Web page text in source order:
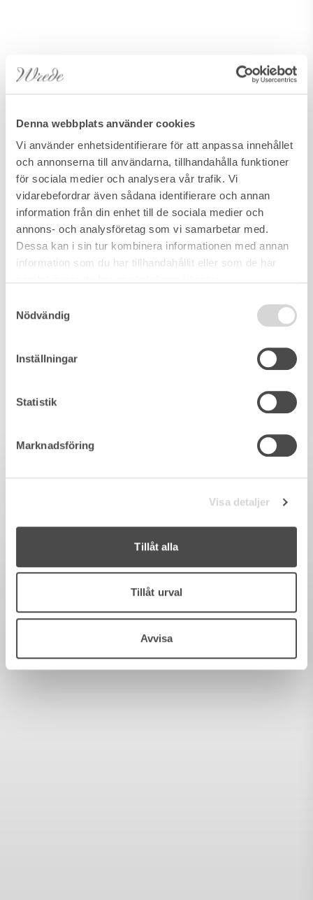
Denna webbplats använder cookies
Vi använder enhetsidentifierare för att anpassa innehållet
och annonserna till användarna, tillhandahålla funktioner
för sociala medier och analysera vår trafik. Vi
vidarebefordrar även sådana identifierare och annan
information från din enhet till de sociala medier och
annons- och analysföretag som vi samarbetar med.
Dessa kan i sin tur kombinera informationen med annan
information som du har tillhandahållit eller som de har
Nödvändig
Inställningar
Statistik
Marknadsföring
Visa detaljer
Tillåt alla
Tillåt urval
Avvisa